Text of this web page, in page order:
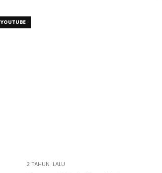
YOUTUBE
2 TAHUN LALU